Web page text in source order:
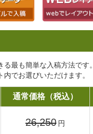
最も簡単な入稿方法です。
でお選びいただけます。
通常価格（税込）
26,250 円